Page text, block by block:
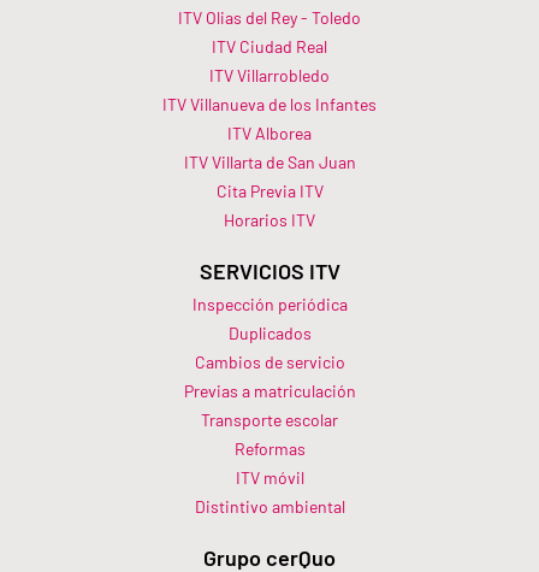
ITV Olias del Rey - Toledo
ITV Ciudad Real
ITV Villarrobledo
ITV Villanueva de los Infantes
ITV Alborea
ITV Villarta de San Juan
Cita Previa ITV
Horarios ITV​
SERVICIOS ITV
Inspección periódica
Duplicados
Cambios de servicio
Previas a matriculación
Transporte escolar
Reformas
ITV móvil
Distintivo ambiental
Grupo cerQuo